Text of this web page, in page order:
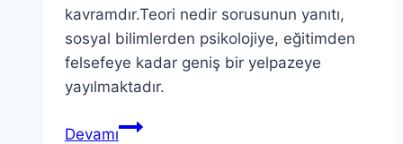
kavramdır.Teori nedir sorusunun yanıtı,
sosyal bilimlerden psikolojiye, eğitimden
felsefeye kadar geniş bir yelpazeye
yayılmaktadır.
DevamıTeori: